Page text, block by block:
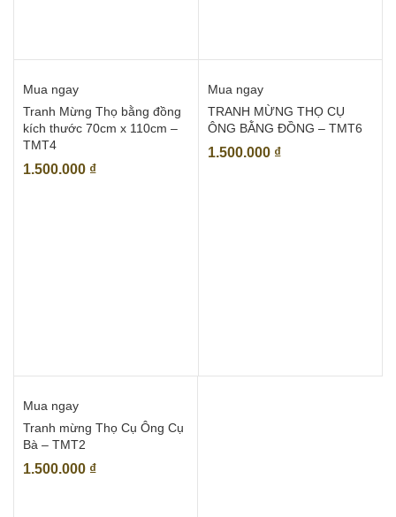
Mua ngay
Tranh Mừng Thọ bằng đồng
kích thước 70cm x 110cm –
TMT4
1.500.000 ₫
Mua ngay
TRANH MỪNG THỌ CỤ
ÔNG BẰNG ĐỒNG – TMT6
1.500.000 ₫
Mua ngay
Tranh mừng Thọ Cụ Ông Cụ
Bà – TMT2
1.500.000 ₫